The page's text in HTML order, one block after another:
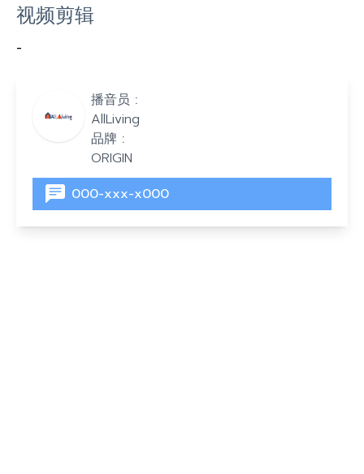
视频剪辑
-
播音员 :
AllLiving
品牌 :
ORIGIN
000-xxx-x000